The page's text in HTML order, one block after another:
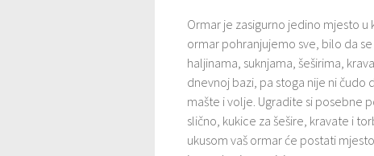
Ormar je zasigurno jedino mjesto u
ormar pohranjujemo sve, bilo da
haljinama, suknjama, šeširima,
dnevnoj bazi, pa stoga nije ni
mašte i volje. Ugradite si posebne
slično, kukice za šešire, kravate i
ukusom vaš ormar će postati